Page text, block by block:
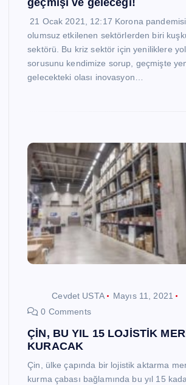
21 Ocak 2021, 12:17 Korona
olumsuz etkilenen sektörlerden biri
sektörü. Bu kriz sektör için yeniliklere
sorusunu kendimize sorup, geçmişte
gelecekteki olası inovasyon…
Cevdet USTA
Mayıs 11, 2021
0 Comments
ÇİN, BU YIL 15 LOJİSTİK
KURACAK
Çin, ülke çapında bir lojistik aktarma
kurma çabası bağlamında bu yıl 15